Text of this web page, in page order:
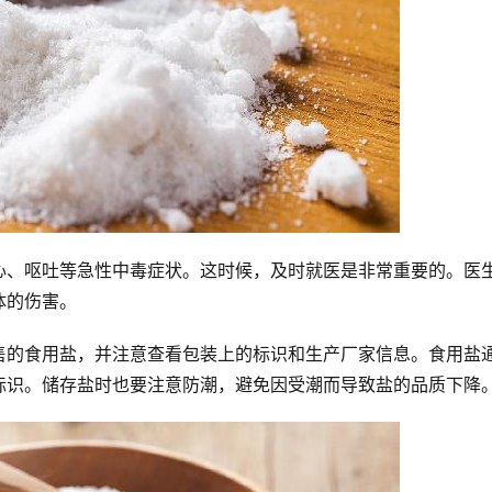
呕吐等急性中毒症状。这时候，及时就医是非常重要的。医
伤害。
食用盐，并注意查看包装上的标识和生产厂家信息。食用盐
。储存盐时也要注意防潮，避免因受潮而导致盐的品质下降